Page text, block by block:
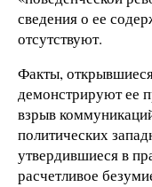
сведения о ее
отсутствуют.
Факты,
демонстрируют ее
взрыв
политических
утвердившиеся в
расчетливое